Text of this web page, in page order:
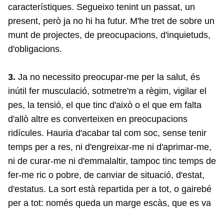
característiques. Segueixo tenint un passat, un
present, però ja no hi ha futur. M'he tret de sobre un
munt de projectes, de preocupacions, d'inquietuds,
d'obligacions.
3. Ja no necessito preocupar-me per la salut, és
inútil fer musculació, sotmetre'm a règim, vigilar el
pes, la tensió, el que tinc d'això o el que em falta
d'allò altre es converteixen en preocupacions
ridícules. Hauria d'acabar tal com soc, sense tenir
temps per a res, ni d'engreixar-me ni d'aprimar-me,
ni de curar-me ni d'emmalaltir, tampoc tinc temps de
fer-me ric o pobre, de canviar de situació, d'estat,
d'estatus. La sort està repartida per a tot, o gairebé
per a tot: només queda un marge escàs, que es va